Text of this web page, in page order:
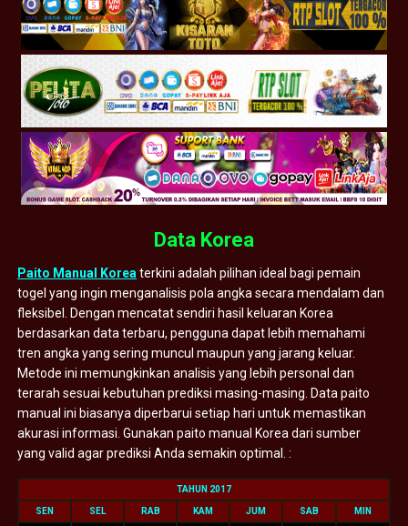
Data Korea
Paito Manual Korea terkini adalah pilihan ideal bagi pemain
togel yang ingin menganalisis pola angka secara mendalam dan
fleksibel. Dengan mencatat sendiri hasil keluaran Korea
berdasarkan data terbaru, pengguna dapat lebih memahami
tren angka yang sering muncul maupun yang jarang keluar.
Metode ini memungkinkan analisis yang lebih personal dan
terarah sesuai kebutuhan prediksi masing-masing. Data paito
manual ini biasanya diperbarui setiap hari untuk memastikan
akurasi informasi. Gunakan paito manual Korea dari sumber
yang valid agar prediksi Anda semakin optimal. :
TAHUN 2017
SEN SEL RAB KAM JUM SAB MIN